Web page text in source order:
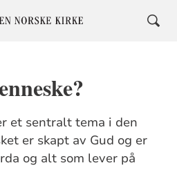
et sentralt tema i den
er skapt av Gud og er
og alt som lever på